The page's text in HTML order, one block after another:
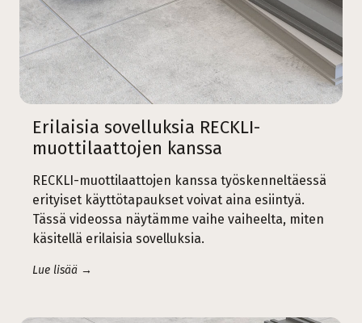
Erilaisia sovelluksia RECKLI-
muottilaattojen kanssa
RECKLI-muottilaattojen kanssa työskenneltäessä
erityiset käyttötapaukset voivat aina esiintyä.
Tässä videossa näytämme vaihe vaiheelta, miten
käsitellä erilaisia sovelluksia.
Lue lisää →